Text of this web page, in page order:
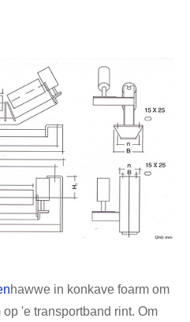
hawwe in konkave foarm om
'e transportband rint. Om